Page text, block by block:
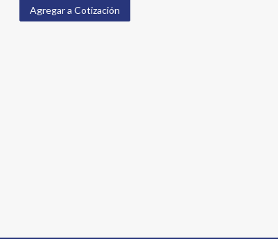
Agregar a Cotización